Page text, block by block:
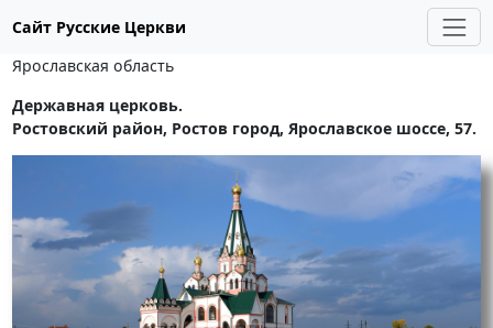
Сайт Русские Церкви
Ярославская область
Державная церковь.
Ростовский район, Ростов город, Ярославское шоссе, 57.